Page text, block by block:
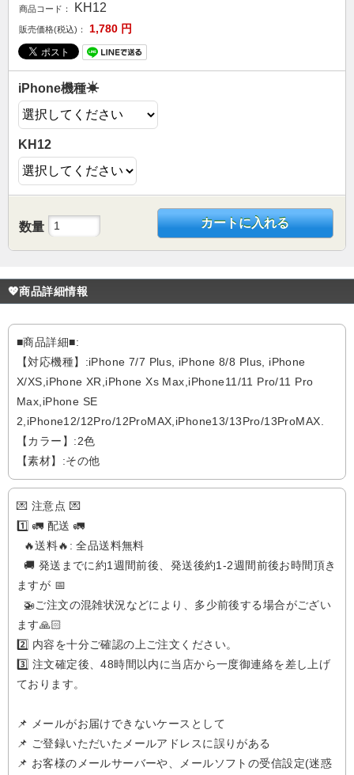
E-mail: kumacasestore@gmail.com
Line ID: kumacase
商品コード： KH12
販売価格(税込)： 1,780 円
iPhone機種☀
KH12
数量 カートに入れる
💖商品詳細情報
■商品詳細■:
【対応機種】:iPhone 7/7 Plus, iPhone 8/8 Plus, iPhone
X/XS,iPhone XR,iPhone Xs Max,iPhone11/11 Pro/11 Pro
Max,iPhone SE
2,iPhone12/12Pro/12ProMAX,iPhone13/13Pro/13ProMAX.
【カラー】:2色
【素材】:その他
💌 注意点 💌
1️⃣ 🚛 配送 🚛
🔥送料🔥: 全品送料無料
🚚 発送までに約1週間前後、発送後約1-2週間前後お時間頂き
ますが 📅
🚁️ご注文の混雑状況などにより、多少前後する場合がござい
ます🙏🏻
2️⃣ 内容を十分ご確認の上ご注文ください。
3️⃣ 注文確定後、48時間以内に当店から一度御連絡を差し上げ
ております。
📌 メールがお届けできないケースとして
📌 ご登録いただいたメールアドレスに誤りがある
📌 お客様のメールサーバーや、メールソフトの受信設定(迷惑